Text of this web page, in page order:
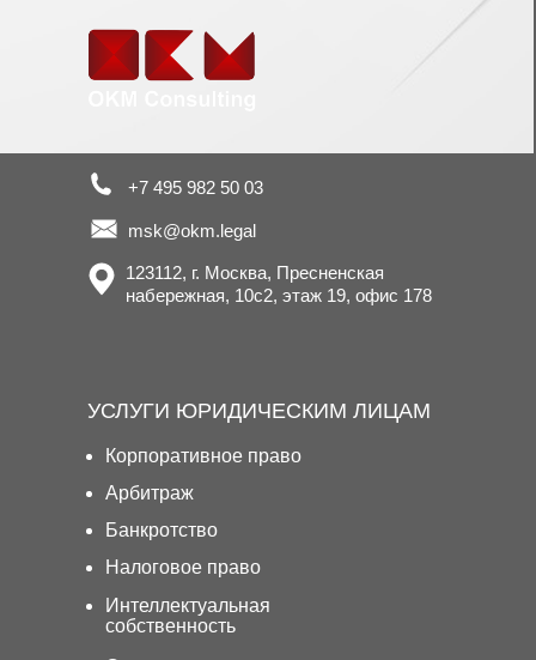
+7 495 982 50 03
msk@okm.legal
123112, г. Москва, Пресненская
набережная, 10с2, этаж 19, офис 178
УСЛУГИ ЮРИДИЧЕСКИМ ЛИЦАМ
Корпоративное право
Арбитраж
Банкротство
Налоговое право
Интеллектуальная
собственность